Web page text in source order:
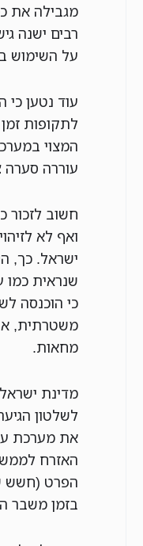
מגבילה את
רבים ישנה
על השימוש
עוד נטען
לתקופות
המצוי
עוררה סערה
חשוב לזכור
ואף לא
ישראל. כך,
כי הוכנסה
משטרתית,
מחאות.
מדינת
לשלטון
את מערכת
האזרח
הפרט (חשש
בזמן משבר